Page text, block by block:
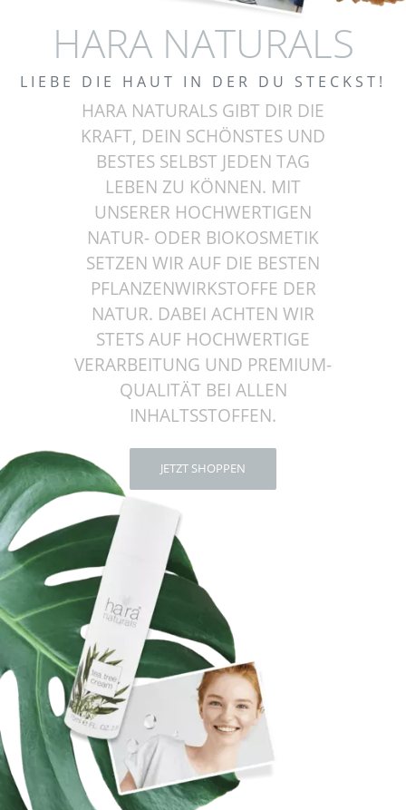
HARA NATURALS
LIEBE DIE HAUT IN DER DU STECKST!
HARA NATURALS GIBT DIR DIE
KRAFT, DEIN SCHÖNSTES UND
BESTES SELBST JEDEN TAG
LEBEN ZU KÖNNEN. MIT
UNSERER HOCHWERTIGEN
NATUR- ODER BIOKOSMETIK
SETZEN WIR AUF DIE BESTEN
PFLANZENWIRKSTOFFE DER
NATUR. DABEI ACHTEN WIR
STETS AUF HOCHWERTIGE
VERARBEITUNG UND PREMIUM-
QUALITÄT BEI ALLEN
INHALTSSTOFFEN.
JETZT SHOPPEN